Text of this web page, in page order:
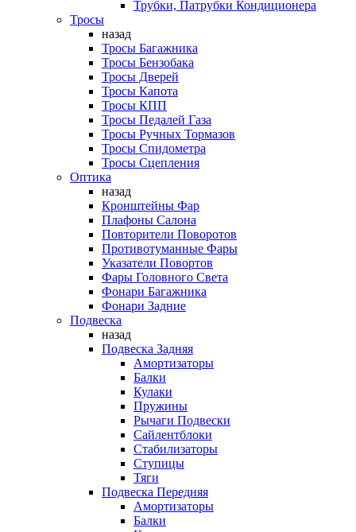
Трубки, Патрубки Кондиционера
Тросы
назад
Тросы Багажника
Тросы Бензобака
Тросы Дверей
Тросы Капота
Тросы КПП
Тросы Педалей Газа
Тросы Ручных Тормазов
Тросы Спидометра
Тросы Сцепления
Оптика
назад
Кронштейны Фар
Плафоны Салона
Повторители Поворотов
Противотуманные Фары
Указатели Повортов
Фары Головного Света
Фонари Багажника
Фонари Задние
Подвеска
назад
Подвеска Задняя
Амортизаторы
Балки
Кулаки
Пружины
Рычаги Подвески
Сайлентблоки
Стабилизаторы
Ступицы
Тяги
Подвеска Передняя
Амортизаторы
Балки